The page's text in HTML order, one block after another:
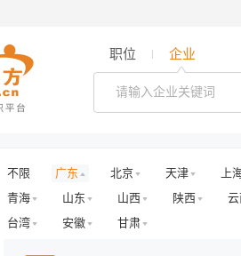
职位 企业
不限 广东 北京 天津
上
青海
山东 山西 陕西
台湾
安徽 甘肃